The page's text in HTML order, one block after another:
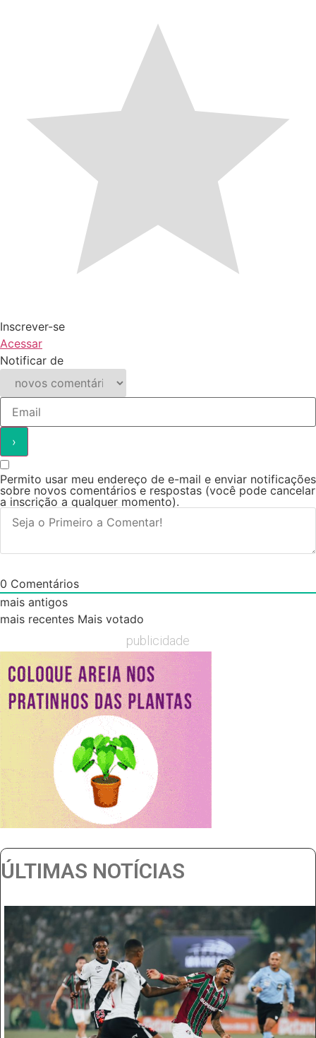
Inscrever-se
Acessar
Notificar de
Permito usar meu endereço de e-mail e enviar notificações
sobre novos comentários e respostas (você pode cancelar
a inscrição a qualquer momento).
0 Comentários
mais antigos
mais recentes Mais votado
publicidade
ÚLTIMAS NOTÍCIAS